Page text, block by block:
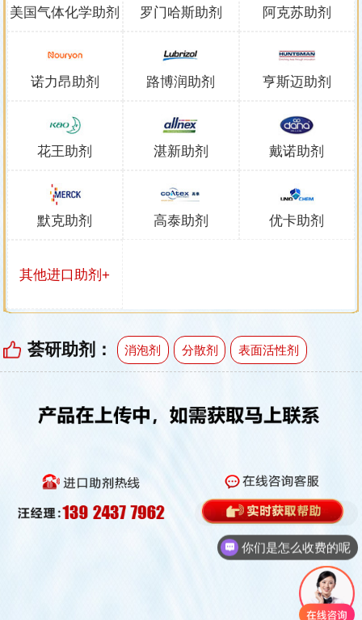
美国气体化学助剂 罗门哈斯助剂 阿克苏助剂
诺力昂助剂 路博润助剂 亨斯迈助剂
花王助剂 湛新助剂 戴诺助剂
默克助剂 高泰助剂 优卡助剂
其他进口助剂+
荟研助剂： 消泡剂 分散剂 表面活性剂
你们是怎么收费的呢